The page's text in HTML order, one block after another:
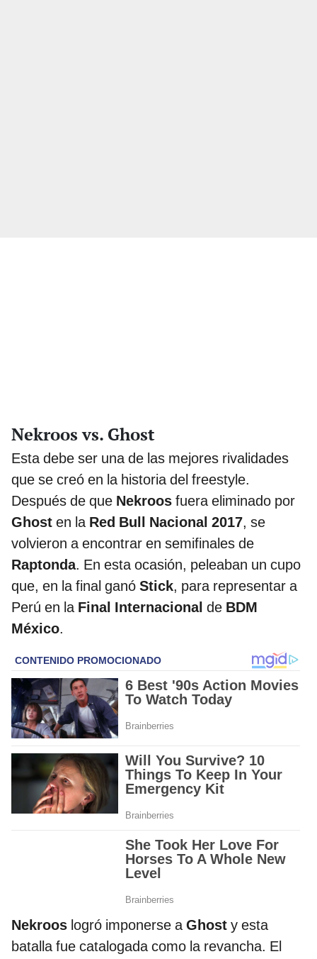
Nekroos vs. Ghost
Esta debe ser una de las mejores rivalidades
que se creó en la historia del freestyle.
Después de que Nekroos fuera eliminado por
Ghost en la Red Bull Nacional 2017, se
volvieron a encontrar en semifinales de
Raptonda. En esta ocasión, peleaban un cupo
que, en la final ganó Stick, para representar a
Perú en la Final Internacional de BDM
México.
Nekroos logró imponerse aGhost y esta
batalla fue catalogada como la revancha. El